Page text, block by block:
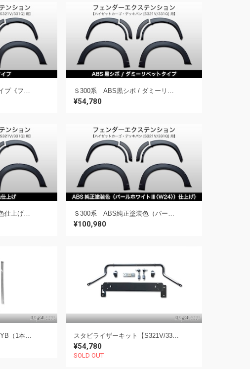
Ｓ300系 ABS黒シボタイプ《フェンダーエクステンション》【S321V/331Q ハイゼットカーゴ・デッキバン用】 Ｓ300系 ABS黒シボ / ダミーリベットタイプ《フェンダーエクステンション》【S321V/331Q ハイゼットカーゴ・デッキバン用】
¥54,780
Ｓ300系 ABS純正塗装色仕上げ《フェンダーエクステンション》【S321V/331Q ハイゼットカーゴ・デッキバン用】 Ｓ300系 ABS純正塗装色（パールホワイトⅢ〈W24〉）仕上げ）《フェンダーエクステンション》【S321V/331Q ハイゼットカーゴ・デッキバン用】
¥100,980
ハードダンパーキット KYB（1本入り）【S321V/331Q ハイゼットカーゴ・デッキバン用】
¥54,780
SOLD OUT